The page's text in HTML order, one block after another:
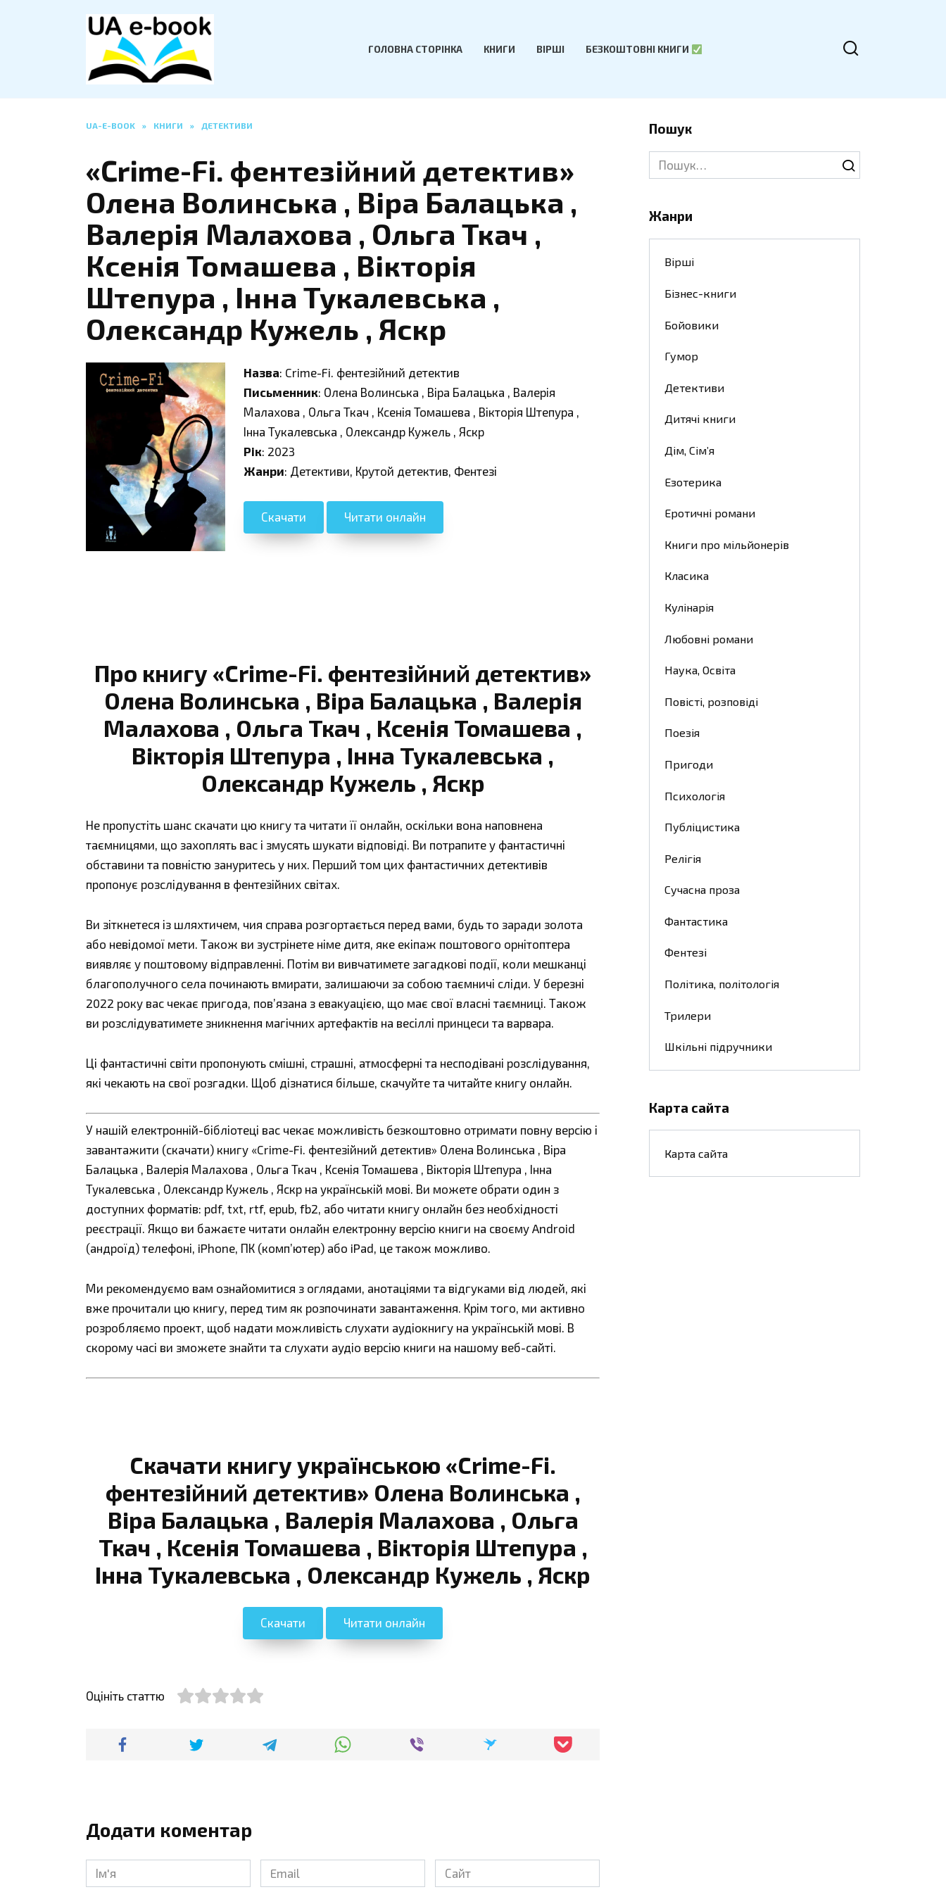
ГОЛОВНА СТОРІНКА КНИГИ ВІРШІ БЕЗКОШТОВНІ КНИГИ
UA-E-BOOK » КНИГИ » ДЕТЕКТИВИ
«Crime-Fi. фентезійний детектив»
Олена Волинська , Віра Балацька ,
Валерія Малахова , Ольга Ткач ,
Ксенія Томашева , Вікторія
Штепура , Інна Тукалевська ,
Олександр Кужель , Яскр
Назва: Crime-Fi. фентезійний детектив
Письменник: Олена Волинська , Віра Балацька , Валерія
Малахова , Ольга Ткач , Ксенія Томашева , Вікторія Штепура ,
Інна Тукалевська , Олександр Кужель , Яскр
Рік: 2023
Жанри: Детективи, Крутой детектив, Фентезі
Скачати Читати онлайн
Про книгу «Crime-Fi. фентезійний детектив»
Олена Волинська , Віра Балацька , Валерія
Малахова , Ольга Ткач , Ксенія Томашева ,
Вікторія Штепура , Інна Тукалевська ,
Олександр Кужель , Яскр
Не пропустіть шанс скачати цю книгу та читати її онлайн, оскільки вона наповнена
таємницями, що захоплять вас і змусять шукати відповіді. Ви потрапите у фантастичні
обставини та повністю зануритесь у них. Перший том цих фантастичних детективів
пропонує розслідування в фентезійних світах.
Ви зіткнетеся із шляхтичем, чия справа розгортається перед вами, будь то заради золота
або невідомої мети. Також ви зустрінете німе дитя, яке екіпаж поштового орнітоптера
виявляє у поштовому відправленні. Потім ви вивчатимете загадкові події, коли мешканці
благополучного села починають вмирати, залишаючи за собою таємничі сліди. У березні
2022 року вас чекає пригода, пов’язана з евакуацією, що має свої власні таємниці. Також
ви розслідуватимете зникнення магічних артефактів на весіллі принцеси та варвара.
Ці фантастичні світи пропонують смішні, страшні, атмосферні та несподівані розслідування,
які чекають на свої розгадки. Щоб дізнатися більше, скачуйте та читайте книгу онлайн.
У нашій електронній-бібліотеці вас чекає можливість безкоштовно отримати повну версію і
завантажити (скачати) книгу «Crime-Fi. фентезійний детектив» Олена Волинська , Віра
Балацька , Валерія Малахова , Ольга Ткач , Ксенія Томашева , Вікторія Штепура , Інна
Тукалевська , Олександр Кужель , Яскр на українській мові. Ви можете обрати один з
доступних форматів: pdf, txt, rtf, epub, fb2, або читати книгу онлайн без необхідності
реєстрації. Якщо ви бажаєте читати онлайн електронну версію книги на своєму Android
(андроїд) телефоні, iPhone, ПК (комп’ютер) або iPad, це також можливо.
Ми рекомендуємо вам ознайомитися з оглядами, анотаціями та відгуками від людей, які
вже прочитали цю книгу, перед тим як розпочинати завантаження. Крім того, ми активно
розробляємо проект, щоб надати можливість слухати аудіокнигу на українській мові. В
скорому часі ви зможете знайти та слухати аудіо версію книги на нашому веб-сайті.
Скачати книгу українською «Crime-Fi.
фентезійний детектив» Олена Волинська ,
Віра Балацька , Валерія Малахова , Ольга
Ткач , Ксенія Томашева , Вікторія Штепура ,
Інна Тукалевська , Олександр Кужель , Яскр
Скачати Читати онлайн
Оцініть статтю
Додати коментар
Ім'я
Email
Сайт
Пошук
Search
for:
Жанри
Вірші
Бізнес-книги
Бойовики
Гумор
Детективи
Дитячі книги
Дім, Сім’я
Езотерика
Еротичні романи
Книги про мільйонерів
Класика
Кулінарія
Любовні романи
Наука, Освіта
Повісті, розповіді
Поезія
Пригоди
Психологія
Публіцистика
Релігія
Сучасна проза
Фантастика
Фентезі
Політика, політологія
Трилери
Шкільні підручники
Карта сайта
Карта сайта